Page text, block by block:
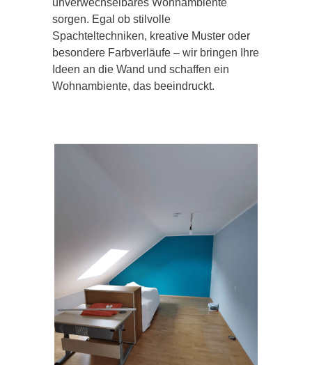
sorgen. Egal ob stilvolle
Spachteltechniken, kreative Muster oder
besondere Farbverläufe – wir bringen Ihre
Ideen an die Wand und schaffen ein
Wohnambiente, das beeindruckt.